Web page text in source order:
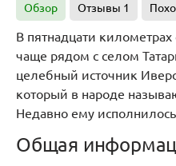
Обзор Отзывы 1
В пятнадцати
чаще рядом с селом
целебный источник
который в народе
Недавно ему
Общая